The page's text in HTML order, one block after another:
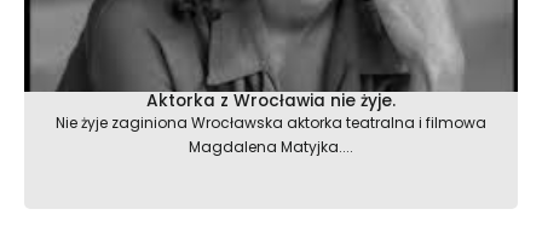
Aktorka z Wrocławia nie żyje.
Nie żyje zaginiona Wrocławska aktorka teatralna i filmowa
Magdalena Matyjka....